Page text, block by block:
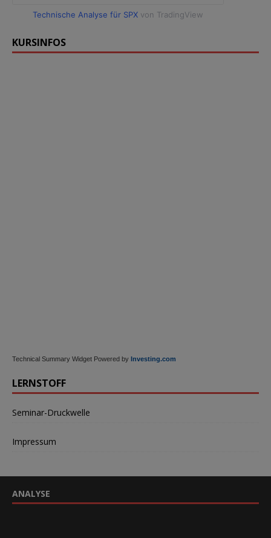
Technische Analyse für SPX von TradingView
KURSINFOS
Technical Summary Widget Powered by Investing.com
LERNSTOFF
Seminar-Druckwelle
Impressum
ANALYSE